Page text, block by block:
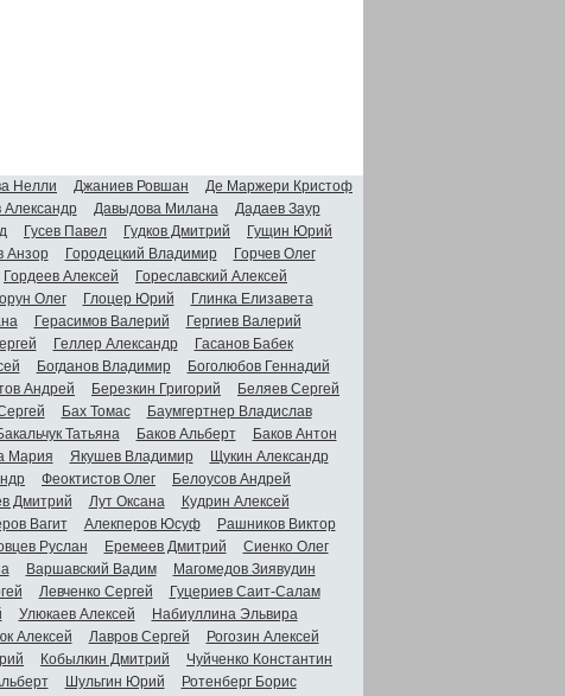
Нелли Джаниев Ровшан
Де Маржери Кристоф
Давыдова Милана
Дадаев Заур
Гусев Павел Гудков Дмитрий
Гущин Юрий
Анзор Городецкий Владимир
Горчев Олег
Гордеев Алексей
Гореславский Алексей
Олег Глоцер Юрий
Глинка Елизавета
Герасимов Валерий
Гергиев Валерий
Геллер Александр
Гасанов Бабек
Богданов Владимир
Боголюбов Геннадий
Андрей Березкин Григорий
Беляев Сергей
Бах Томас
Баумгертнер Владислав
Татьяна Баков Альберт
Баков Антон
Мария Якушев Владимир
Щукин Александр
Феоктистов Олег
Белоусов Андрей
Дмитрий Лут Оксана
Кудрин Алексей
Вагит Алекперов Юсуф
Рашников Виктор
Руслан Еремеев Дмитрий
Сиенко Олег
Варшавский Вадим
Магомедов Зиявудин
Левченко Сергей
Гуцериев Саит-Салам
Улюкаев Алексей
Набиуллина Эльвира
Алексей Лавров Сергей
Рогозин Алексей
Кобылкин Дмитрий
Чуйченко Константин
Шульгин Юрий
Ротенберг Борис